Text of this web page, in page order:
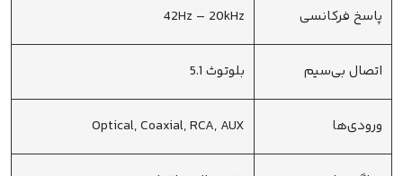
پاسخ فرکانسی 42Hz – 20kHz
اتصال بی‌سیم بلوتوث 5.1
ورودی‌ها Optical, Coaxial, RCA, AUX